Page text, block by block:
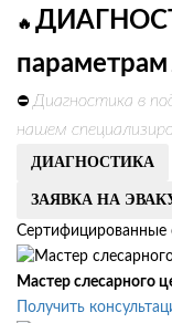
🔥
параметрам
⛔ Диагностика в
нашем
ДИАГНОСТИКА
ЗАЯВКА НА
Сертифицированные
Мастер слесарного
Получить